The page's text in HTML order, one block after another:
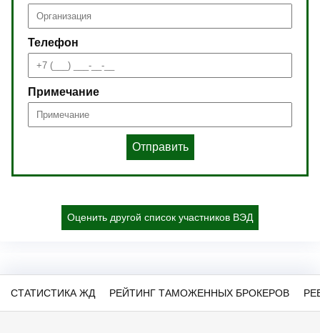
Телефон
Примечание
Отправить
Оценить другой список участников ВЭД
СТАТИСТИКА ЖД РЕЙТИНГ ТАМОЖЕННЫХ БРОКЕРОВ